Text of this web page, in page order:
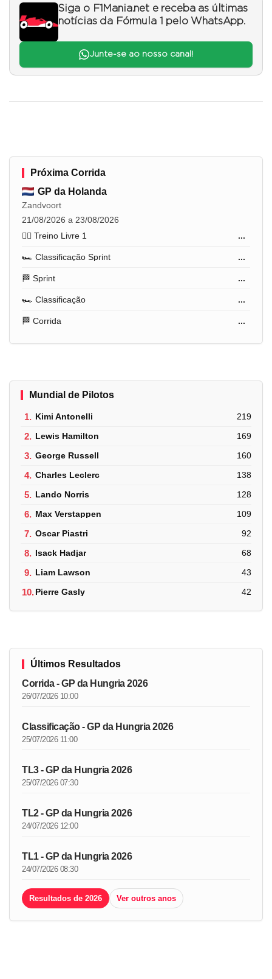
Siga o F1Mania.net e receba as últimas
notícias da Fórmula 1 pelo WhatsApp.
Junte-se ao nosso canal!
Próxima Corrida
GP da Holanda
Zandvoort
21/08/2026 a 23/08/2026
🏋️‍♂️ Treino Livre 1
...
🏎️ Classificação Sprint ...
🏁 Sprint ...
🏎️ Classificação ...
🏁 Corrida ...
Mundial de Pilotos
1. Kimi Antonelli 219
2. Lewis Hamilton 169
3. George Russell 160
4. Charles Leclerc 138
5. Lando Norris 128
6. Max Verstappen 109
7. Oscar Piastri 92
8. Isack Hadjar 68
9. Liam Lawson 43
10.Pierre Gasly 42
Últimos Resultados
Corrida - GP da Hungria 2026
26/07/2026 10:00
Classificação - GP da Hungria 2026
25/07/2026 11:00
TL3 - GP da Hungria 2026
25/07/2026 07:30
TL2 - GP da Hungria 2026
24/07/2026 12:00
TL1 - GP da Hungria 2026
24/07/2026 08:30
Resultados de 2026 Ver outros anos